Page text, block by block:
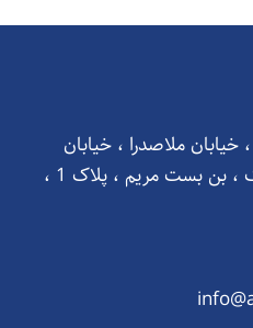
ملاصدرا ، خیابان
شیرازی شمالی ، خیابان ونک ، بن بست مریم ، پلاک 1 ،